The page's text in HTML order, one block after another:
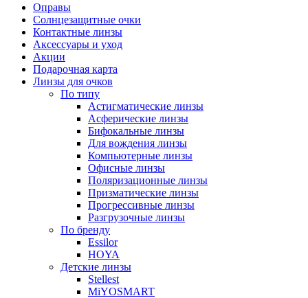
Оправы
Солнцезащитные очки
Контактные линзы
Аксессуары и уход
Акции
Подарочная карта
Линзы для очков
По типу
Астигматические линзы
Асферические линзы
Бифокальные линзы
Для вождения линзы
Компьютерные линзы
Офисные линзы
Поляризационные линзы
Призматические линзы
Прогрессивные линзы
Разгрузочные линзы
По бренду
Essilor
HOYA
Детские линзы
Stellest
MiYOSMART